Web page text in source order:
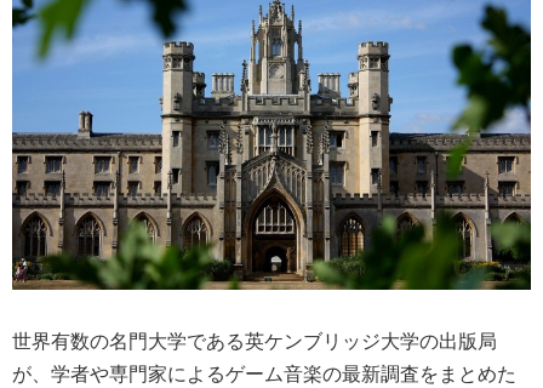
世界有数の名門大学である英ケンブリッジ大学の出版局
が、学者や専門家によるゲーム音楽の最新調査をまとめた